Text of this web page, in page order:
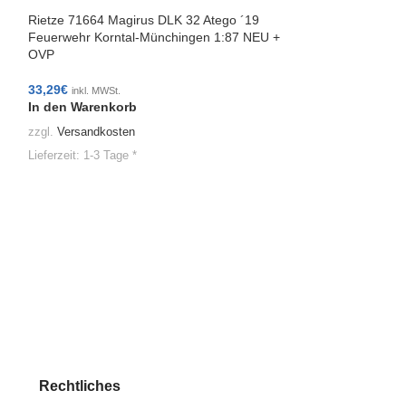
Rietze 71664 Magirus DLK 32 Atego ´19
Feuerwehr Korntal-Münchingen 1:87 NEU +
OVP
33,29€ inkl. MWSt.
In den Warenkorb
zzgl. Versandkosten
Lieferzeit: 1-3 Tage *
Rechtliches